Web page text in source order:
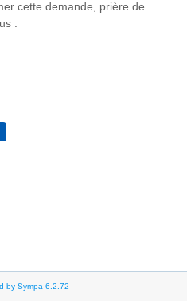
cette demande, prière de
:
by Sympa 6.2.72